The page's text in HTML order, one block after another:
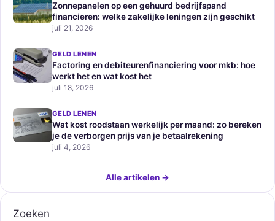
Zonnepanelen op een gehuurd bedrijfspand
financieren: welke zakelijke leningen zijn geschikt
juli 21, 2026
GELD LENEN
Factoring en debiteurenfinanciering voor mkb: hoe
werkt het en wat kost het
juli 18, 2026
GELD LENEN
Wat kost roodstaan werkelijk per maand: zo bereken
je de verborgen prijs van je betaalrekening
juli 4, 2026
Alle artikelen →
Zoeken